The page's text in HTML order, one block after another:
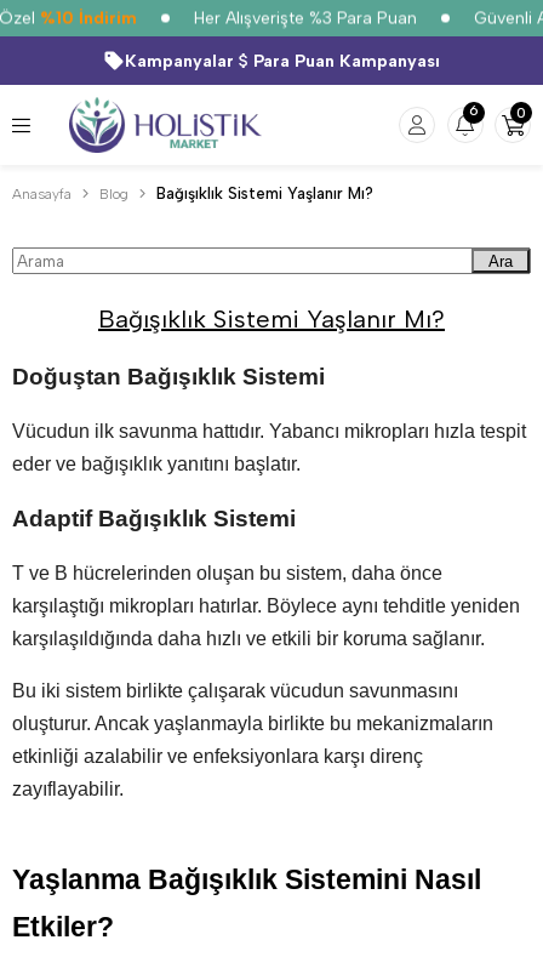
%10 İndirim Her Alışverişte %3 Para Puan Güvenli
Kampanyalar Para Puan Kampanyası
6 0
Anasayfa Blog Bağışıklık Sistemi Yaşlanır Mı?
Ara
Bağışıklık Sistemi Yaşlanır Mı?
Doğuştan Bağışıklık Sistemi
Vücudun ilk savunma hattıdır. Yabancı mikropları hızla tespit
eder ve bağışıklık yanıtını başlatır.
Adaptif Bağışıklık Sistemi
T ve B hücrelerinden oluşan bu sistem, daha önce
karşılaştığı mikropları hatırlar. Böylece aynı tehditle yeniden
karşılaşıldığında daha hızlı ve etkili bir koruma sağlanır.
Bu iki sistem birlikte çalışarak vücudun savunmasını
oluşturur. Ancak yaşlanmayla birlikte bu mekanizmaların
etkinliği azalabilir ve enfeksiyonlara karşı direnç
zayıflayabilir.
Yaşlanma Bağışıklık Sistemini Nasıl
Etkiler?